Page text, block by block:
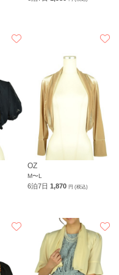
OZ
M〜L
6泊7日1,870円 (税込)